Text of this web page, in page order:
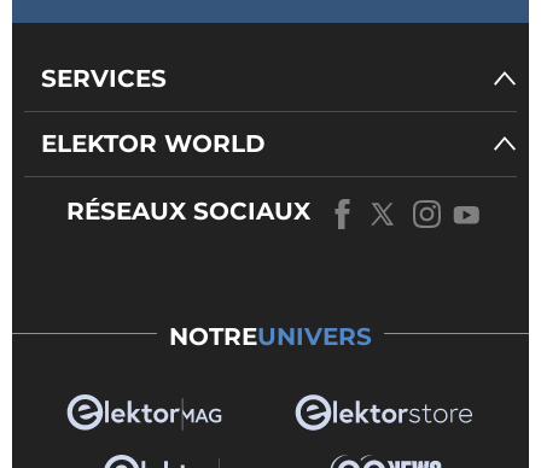
SERVICES
ELEKTOR WORLD
RÉSEAUX SOCIAUX
NOTREUNIVERS